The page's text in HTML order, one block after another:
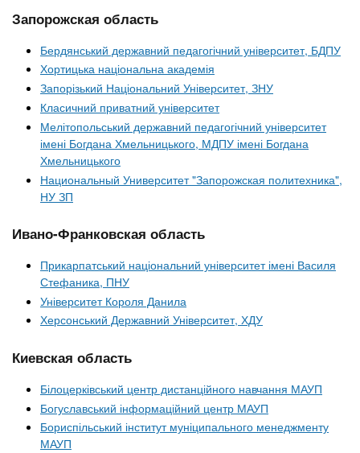
Запорожская область
Бердянський державний педагогічний університет, БДПУ
Хортицька національна академія
Запорізький Національний Університет, ЗНУ
Класичний приватний університет
Мелітопольський державний педагогічний університет
імені Богдана Хмельницького, МДПУ імені Богдана
Хмельницького
Национальный Университет "Запорожская политехника",
НУ ЗП
Ивано-Франковская область
Прикарпатський національний університет імені Василя
Стефаника, ПНУ
Університет Короля Данила
Херсонський Державний Університет, ХДУ
Киевская область
Білоцерківський центр дистанційного навчання МАУП
Богуславський інформаційний центр МАУП
Бориспільський інститут муніципального менеджменту
МАУП